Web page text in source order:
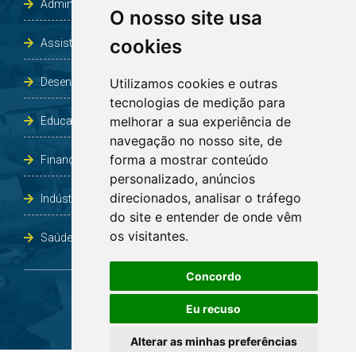
O nosso site usa
cookies
Utilizamos cookies e outras
tecnologias de medição para
melhorar a sua experiência de
navegação no nosso site, de
forma a mostrar conteúdo
personalizado, anúncios
direcionados, analisar o tráfego
do site e entender de onde vêm
os visitantes.
Concordo
Eu recuso
Alterar as minhas preferências
Assistência Social e Habitação
Desenvolvimento e Obras
Educação, Cultura, Desporto, Lazer e Turismo
Finanças
Indústria, Comércio, Agricultura e Meio Ambiente
Saúde
INCRA/RS